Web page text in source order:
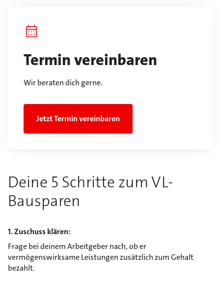
Termin vereinbaren
Wir beraten dich gerne.
Jetzt Termin vereinbaren
Deine 5 Schritte zum VL-
Bausparen
1. Zuschuss klären:
Frage bei deinem Arbeitgeber nach, ob er
vermögenswirksame Leistungen zusätzlich zum Gehalt
bezahlt.